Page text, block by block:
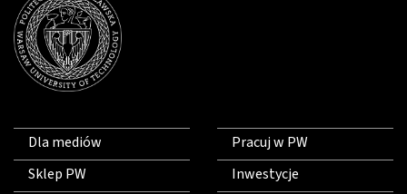
Dla mediów
Sklep PW
Pracuj w PW
Inwestycje